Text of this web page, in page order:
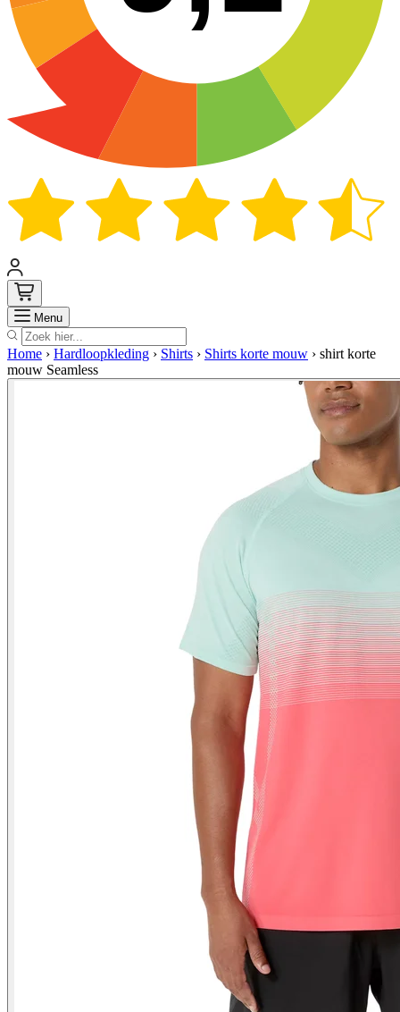
Menu Zoek
Home › Hardloopkleding › Shirts › Shirts korte mouw › shirt korte
mouw Seamless